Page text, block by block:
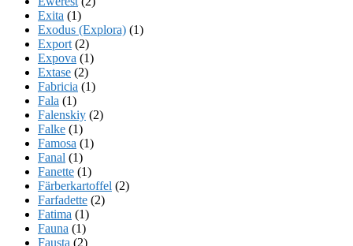
Exita (1)
Exodus (Explora) (1)
Export (2)
Expova (1)
Extase (2)
Fabricia (1)
Fala (1)
Falenskiy (2)
Falke (1)
Famosa (1)
Fanal (1)
Fanette (1)
Färberkartoffel (2)
Farfadette (2)
Fatima (1)
Fauna (1)
Fausta (2)